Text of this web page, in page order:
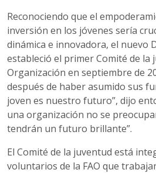
Reconociendo que el
inversión en los jóvenes sería
dinámica e innovadora, el nuevo
estableció el primer Comité de la
Organización en septiembre de
después de haber asumido sus
joven es nuestro futuro”, dijo
una organización no se
tendrán un futuro brillante”.
El Comité de la juventud está
voluntarios de la FAO que